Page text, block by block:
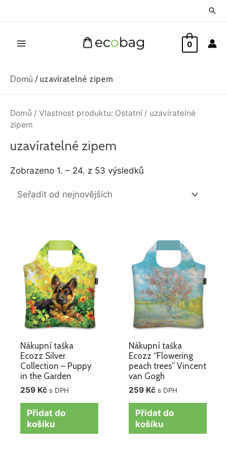
0
Domů / uzavíratelné zipem
Domů / Vlastnost produktu: Ostatní / uzavíratelné
zipem
uzavíratelné zipem
Zobrazeno 1. – 24. z 53 výsledků
nejnovějších
Nákupní taška
Ecozz Silver
Collection – Puppy
in the Garden
259 Kč s DPH
Přidat do
košíku
Nákupní taška
Ecozz “Flowering
peach trees” Vincent
van Gogh
259 Kč s DPH
Přidat do
košíku